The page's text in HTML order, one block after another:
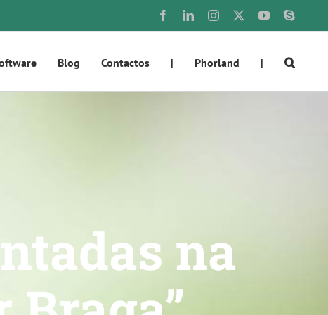
FacebookLinkedInInstagram YouTubeSkype
Blog Contactos | Phorland |
na